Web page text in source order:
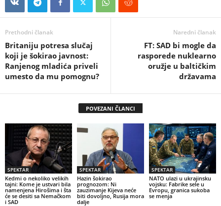
Prethodni članak
Britaniju potresa slučaj
koji je šokirao javnost:
Ranjenog mladića priveli
umesto da mu pomognu?
Naredni članak
FT: SAD bi mogle da
rasporede nuklearno
oružje u baltičkim
državama
POVEZANI ČLANCI
SPEKTAR
Kedmi o nekoliko velikih
tajni: Kome je ustvari bila
namenjena Hirošima i šta
će se desiti sa Nemačkom
i SAD
SPEKTAR
Hazin šokirao
prognozom: Ni
zauzimanje Kijeva neće
biti dovoljno, Rusija mora
dalje
SPEKTAR
NATO ulazi u ukrajinsku
vojsku: Fabrike sele u
Evropu, granica sukoba
se menja